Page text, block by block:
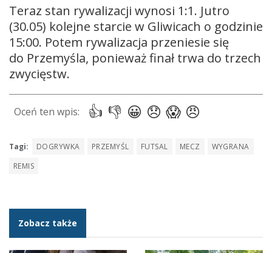
Teraz stan rywalizacji wynosi 1:1. Jutro
(30.05) kolejne starcie w Gliwicach o godzinie
15:00. Potem rywalizacja przeniesie się
do Przemyśla, ponieważ finał trwa do trzech
zwycięstw.
Tagi: DOGRYWKA PRZEMYŚL FUTSAL MECZ
WYGRANA
REMIS
Zobacz także